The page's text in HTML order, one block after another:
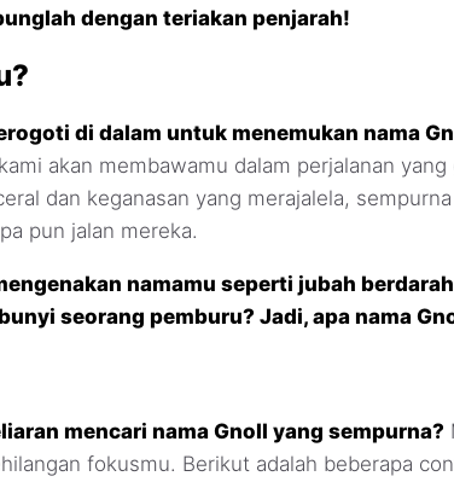
dengan teriakan penjarah!
di dalam untuk menemukan nama
akan membawamu dalam perjalanan yang
dan keganasan yang merajalela,
pun jalan mereka.
namamu seperti jubah
seorang pemburu? Jadi, apa nama
mencari nama Gnoll yang sempurna?
fokusmu. Berikut adalah beberapa